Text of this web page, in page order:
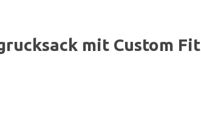
mit Custom Fit